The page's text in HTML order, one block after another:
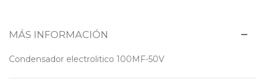
MÁS INFORMACIÓN
Condensador electrolitico 100MF-50V